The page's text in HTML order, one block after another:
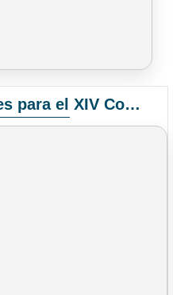
Convocatoria Elección de Delegados Docentes para el XIV Congreso Nacional de Universidades